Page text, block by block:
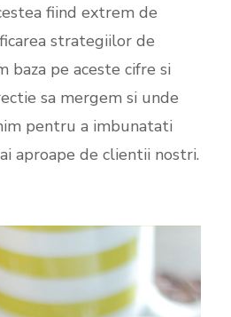
fiind extrem de
strategiilor de
baza pe aceste cifre si
sa mergem si unde
pentru a imbunatati
aproape de clientii nostri.